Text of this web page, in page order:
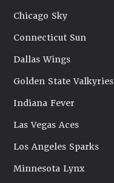
Chicago Sky
Connecticut Sun
Dallas Wings
Golden State Valkyries
Indiana Fever
Las Vegas Aces
Los Angeles Sparks
Minnesota Lynx